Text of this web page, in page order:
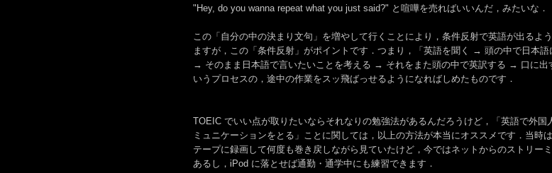
"Hey, do you wanna repeat what you just said?" と喧嘩を売ればいいんだ，みたいな．
この「自分の中の決まり文句」を増やして行くことにより，条件反射で英語が出るよ
ますが，この「条件反射」がポイントです．つまり，「英語を聞く → 頭の中で日本語
→ そのまま日本語で言いたいことを考える → それをまた頭の中で英訳する → 口に出
いうプロセスの，途中の作業をスッ飛ばっせるようになればしめたものです．
TOEIC でいい点が取りたいならそれなりの勉強法があるんだろうけど，「英語で外国
ミュニケーションをとる」ことに関しては，以上の方法が本当にオススメです．当時
テープに録画して何度も巻き戻しながら見ていたけど，今ではネットからのストリー
あるし，iPod に落とせば通勤・通学中にも練習できます．